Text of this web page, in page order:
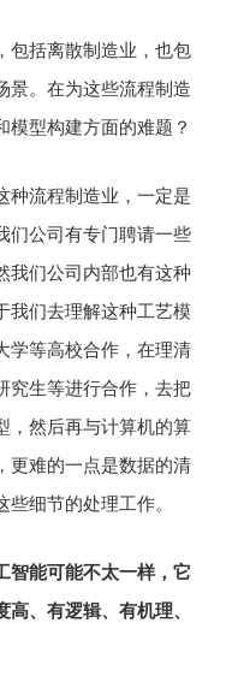
包括离散制造业，也包
景。在为这些流程制造
模型构建方面的难题？
种流程制造业，一定是
们公司有专门聘请一些
我们公司内部也有这种
我们去理解这种工艺模
学等高校合作，在理清
究生等进行合作，去把
，然后再与计算机的算
更难的一点是数据的清
细节的处理工作。
智能可能不太一样，它
、有逻辑、有机理、